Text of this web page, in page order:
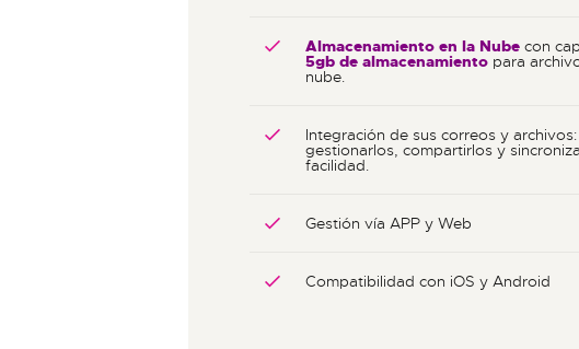
Almacenamiento en la Nubecon
5gb de almacenamientopara
nube.
Integración de sus correos y
gestionarlos, compartirlos y
facilidad.
Gestión vía APP y Web
Compatibilidad con iOS y Android